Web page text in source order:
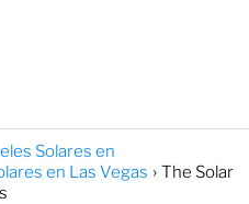
Solares en
en Las Vegas
The Solar